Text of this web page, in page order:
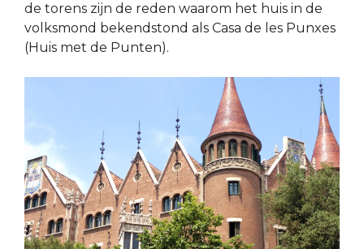
de torens zijn de reden waarom het huis in de
volksmond bekendstond als Casa de les Punxes
(Huis met de Punten).